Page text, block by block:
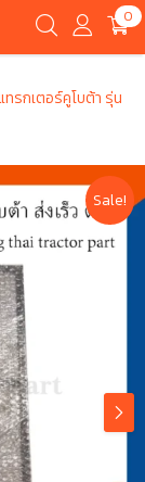
0
รกเตอร์คูโบต้า รุ่น
Sale!